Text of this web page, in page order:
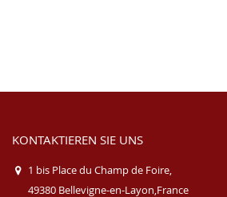
KONTAKTIEREN SIE UNS
1 bis Place du Champ de Foire,
49380 Bellevigne-en-Layon,France